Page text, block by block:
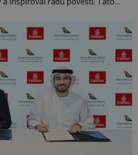
se však podívat